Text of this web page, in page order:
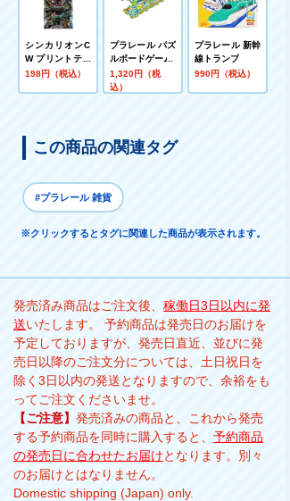
シンカリオンC
W プリントティ
シュ ポケットテ
198円（税込）
プラレール パズ
ルボードゲーム
1,320円（税
込）
プラレール 新幹
線トランプ
990円（税込）
この商品の関連タグ
#プラレール 雑貨
※クリックするとタグに関連した商品が表示されます。
発売済み商品はご注文後、 稼働日3日以内に発
送いたします。 予約商品は発売日のお届けを
予定しておりますが、発売日直近、並びに発
売日以降のご注文分については、土日祝日を
除く3日以内の発送となりますので、余裕をも
ってご注文くださいませ。
【ご注意】 発売済みの商品と、これから発売
する予約商品を同時に購入すると、 予約商品
の発売日に合わせたお届けとなります。別々
のお届けとはなりません。
Domestic shipping (Japan) only.